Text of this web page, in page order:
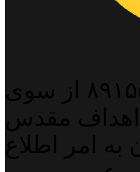
پایگاه خبری خبربین آنلاین به شماره ثبت ۸۹۱۵۵ از سوی
اهداف مقدس
امر اطلاع